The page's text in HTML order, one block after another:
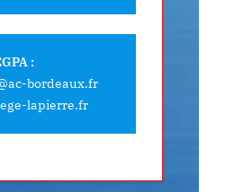
:
bordeaux.fr
lapierre.fr